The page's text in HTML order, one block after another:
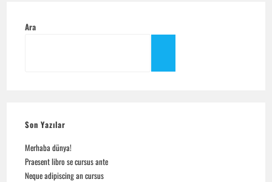
Ara
Son Yazılar
Merhaba dünya!
Praesent libro se cursus ante
Neque adipiscing an cursus